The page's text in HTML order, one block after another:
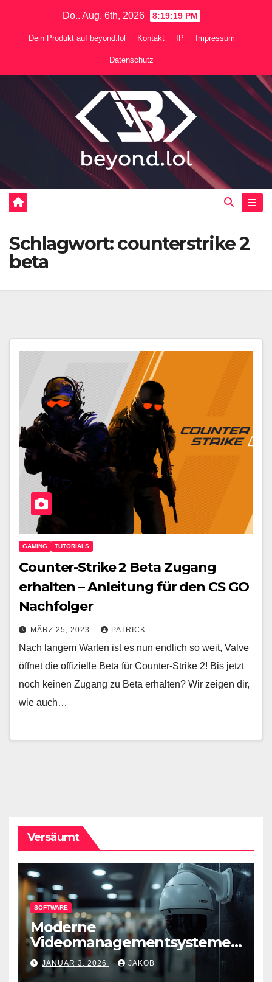
Do.. Aug. 6th, 2026 8:19:19 PM
Dein Produkt auf beyond.lol Kontakt IP Impressum
Datenschutz
Schlagwort:counterstrike 2
beta
GAMING TUTORIALS
Counter-Strike 2 Beta Zugang
erhalten – Anleitung für den CS GO
Nachfolger
MÄRZ 25, 2023 PATRICK
Nach langem Warten ist es nun endlich so weit, Valve
öffnet die offizielle Beta für Counter-Strike 2! Bis jetzt
noch keinen Zugang zu Beta erhalten? Wir zeigen dir,
wie auch…
Versäumt
SOFTWARE
Moderne
Videomanagementsysteme
(VMS) – mehr als nur
Überwachungswerkzeuge
JANUAR 3, 2026 JAKOB